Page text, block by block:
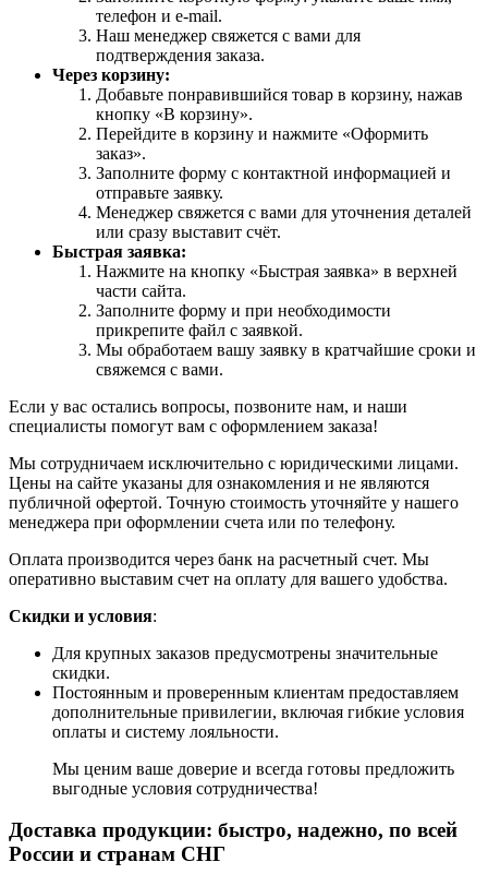
телефон и e-mail.
Наш менеджер свяжется с вами для
подтверждения заказа.
Через корзину:
Добавьте понравившийся товар в корзину, нажав
кнопку «В корзину».
Перейдите в корзину и нажмите «Оформить
заказ».
Заполните форму с контактной информацией и
отправьте заявку.
Менеджер свяжется с вами для уточнения деталей
или сразу выставит счёт.
Быстрая заявка:
Нажмите на кнопку «Быстрая заявка» в верхней
части сайта.
Заполните форму и при необходимости
прикрепите файл с заявкой.
Мы обработаем вашу заявку в кратчайшие сроки и
свяжемся с вами.
Если у вас остались вопросы, позвоните нам, и наши
специалисты помогут вам с оформлением заказа!
Мы сотрудничаем исключительно с юридическими лицами.
Цены на сайте указаны для ознакомления и не являются
публичной офертой. Точную стоимость уточняйте у нашего
менеджера при оформлении счета или по телефону.
Оплата производится через банк на расчетный счет. Мы
оперативно выставим счет на оплату для вашего удобства.
Скидки и условия:
Для крупных заказов предусмотрены значительные
скидки.
Постоянным и проверенным клиентам предоставляем
дополнительные привилегии, включая гибкие условия
оплаты и систему лояльности.
Мы ценим ваше доверие и всегда готовы предложить
выгодные условия сотрудничества!
Доставка продукции: быстро, надежно, по всей
России и странам СНГ